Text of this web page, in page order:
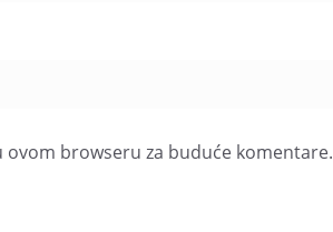
ovom browseru za buduće komentare.